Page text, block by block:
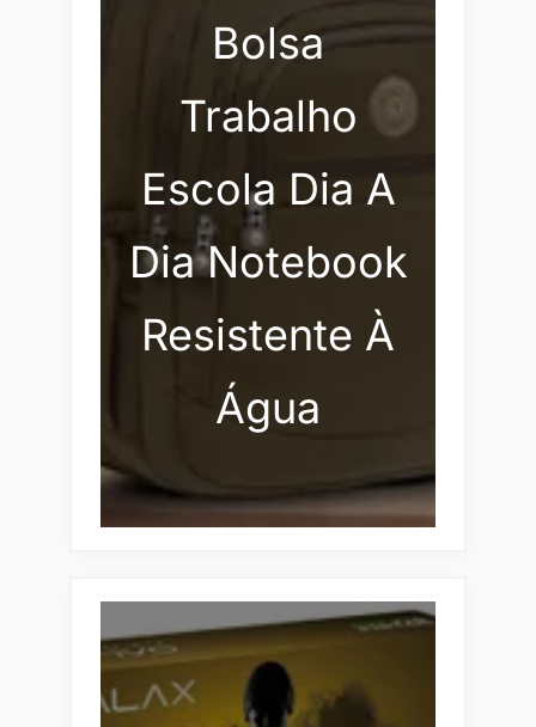
Bolsa
Trabalho
Escola Dia A
Dia Notebook
Resistente À
Água